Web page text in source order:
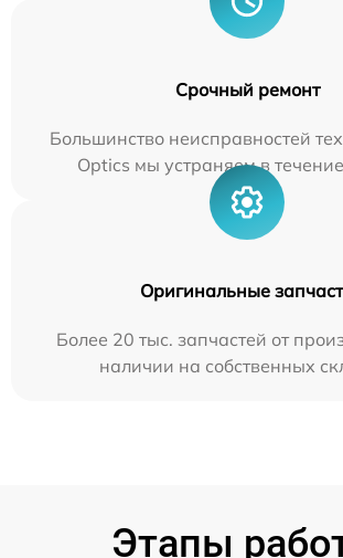
Срочный ремонт
Большинство неисправностей
Optics мы устраняем в
Оригинальные
Более 20 тыс. запчастей от
наличии на собственных
Этапы